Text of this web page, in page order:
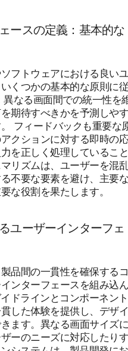
ースの定義：基本的な
フトウェアにおける良いユ
くつかの基本的な原則に従
なる画面間での統一性を
期待すべきかを予測しやす
フィードバックも重要な
クションに対する即時の応
を正しく処理していること
リズムは、ユーザーを混乱
不要な要素を避け、主要な
な役割を果たします。
ユーザーインターフェ
品間の一貫性を確保するコ
ンターフェースを組み込ん
ドラインとコンポーネント
した体験を提供し、デザイ
ます。異なる画面サイズに
ーのニーズに対応したりす